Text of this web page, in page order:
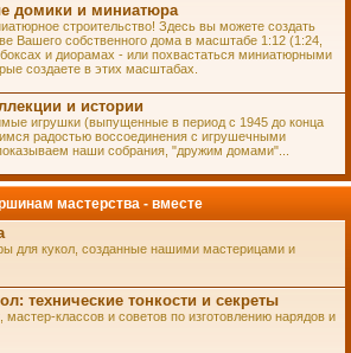
домики и миниатюра
строительство! Здесь вы можете создать
Вашего собственного дома в масштабе 1:12 (1:24,
и диорамах - или похвастаться миниатюрными
создаете в этих масштабах.
и истории
игрушки (выпущенные в период с 1945 до конца
радостью воссоединения с игрушечными
наши собрания, "дружим домами"...
мастерства - вместе
для кукол, созданные нашими мастерицами и
технические тонкости и секреты
мастер-классов и советов по изготовлению нарядов и